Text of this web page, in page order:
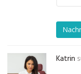
Katrin